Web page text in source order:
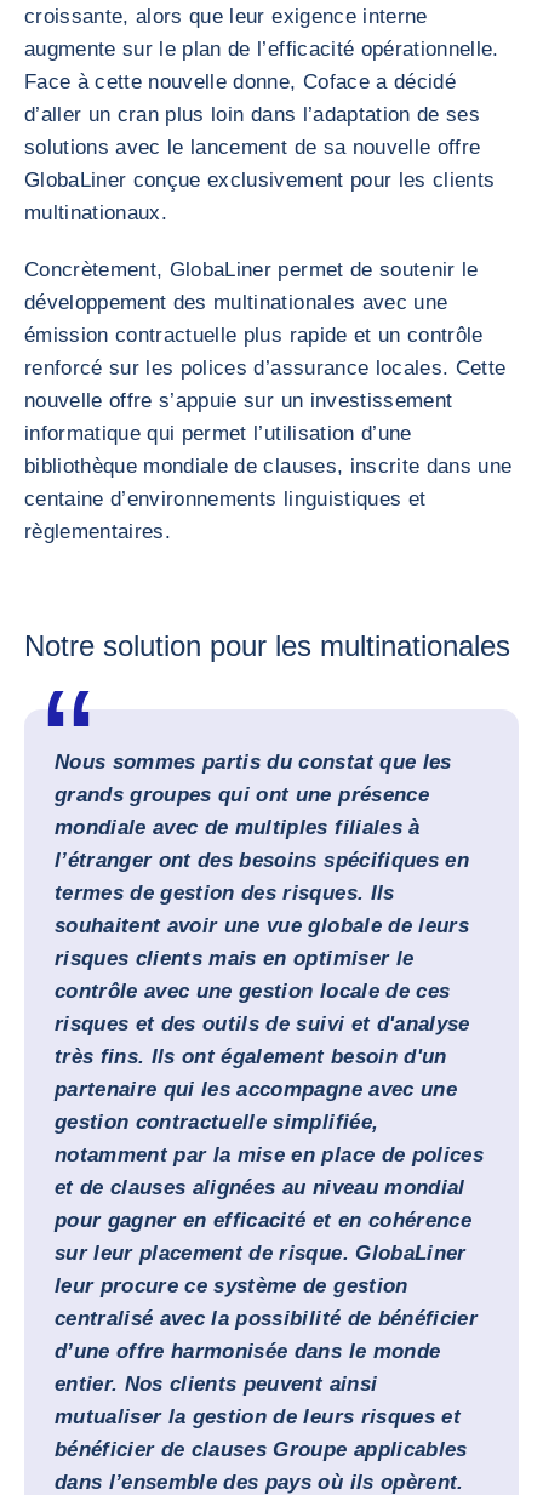
croissante, alors que leur exigence interne
augmente sur le plan de l’efficacité opérationnelle.
Face à cette nouvelle donne, Coface a décidé
d’aller un cran plus loin dans l’adaptation de ses
solutions avec le lancement de sa nouvelle offre
GlobaLiner conçue exclusivement pour les clients
multinationaux.
Concrètement, GlobaLiner permet de soutenir le
développement des multinationales avec une
émission contractuelle plus rapide et un contrôle
renforcé sur les polices d’assurance locales. Cette
nouvelle offre s’appuie sur un investissement
informatique qui permet l’utilisation d’une
bibliothèque mondiale de clauses, inscrite dans une
centaine d’environnements linguistiques et
règlementaires.
Notre solution pour les multinationales
Nous sommes partis du constat que les
grands groupes qui ont une présence
mondiale avec de multiples filiales à
l’étranger ont des besoins spécifiques en
termes de gestion des risques. Ils
souhaitent avoir une vue globale de leurs
risques clients mais en optimiser le
contrôle avec une gestion locale de ces
risques et des outils de suivi et d'analyse
très fins. Ils ont également besoin d'un
partenaire qui les accompagne avec une
gestion contractuelle simplifiée,
notamment par la mise en place de polices
et de clauses alignées au niveau mondial
pour gagner en efficacité et en cohérence
sur leur placement de risque. GlobaLiner
leur procure ce système de gestion
centralisé avec la possibilité de bénéficier
d’une offre harmonisée dans le monde
entier. Nos clients peuvent ainsi
mutualiser la gestion de leurs risques et
bénéficier de clauses Groupe applicables
dans l’ensemble des pays où ils opèrent.